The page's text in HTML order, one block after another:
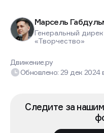
Марсель
Генеральный
«Творчество»
Движение.ру
Обновлено: 29 дек 2024
Следите за